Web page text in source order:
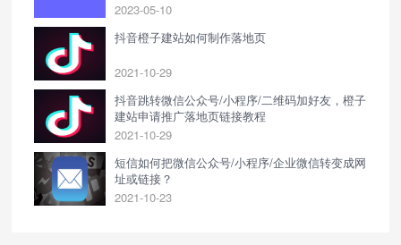
2023-05-10
抖音橙子建站如何制作落地页
2021-10-29
抖音跳转微信公众号/小程序/二维码加好友，橙子
建站申请推广落地页链接教程
2021-10-29
短信如何把微信公众号/小程序/企业微信转变成网
址或链接？
2021-10-23